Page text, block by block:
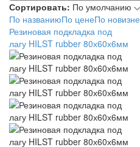
Сортировать: По умолчанию
По названиюПо ценеПо новизне
Резиновая подкладка под
лагу HILST rubber 80х60х6мм